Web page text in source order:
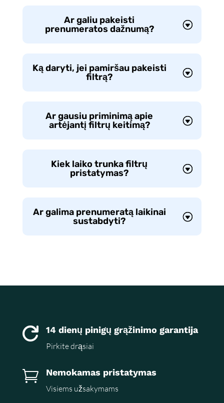
Ar galiu pakeisti
prenumeratos dažnumą?
Ką daryti, jei pamiršau pakeisti
filtrą?
Ar gausiu priminimą apie
artėjantį filtrų keitimą?
Kiek laiko trunka filtrų
pristatymas?
Ar galima prenumeratą laikinai
sustabdyti?
 14 dienų pinigų grąžinimo garantija
Pirkite drąsiai
 Nemokamas pristatymas
Visiems užsakymams